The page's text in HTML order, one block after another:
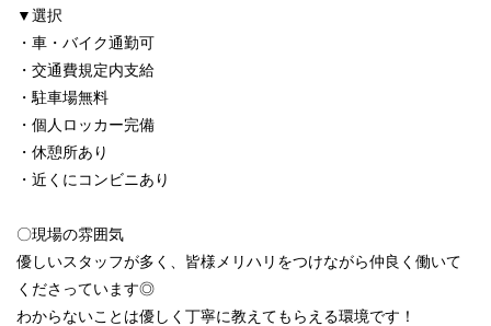
▼選択
・車・バイク通勤可
・交通費規定内支給
・駐車場無料
・個人ロッカー完備
・休憩所あり
・近くにコンビニあり
〇現場の雰囲気
優しいスタッフが多く、皆様メリハリをつけながら仲良く働いて
くださっています◎
わからないことは優しく丁寧に教えてもらえる環境です！